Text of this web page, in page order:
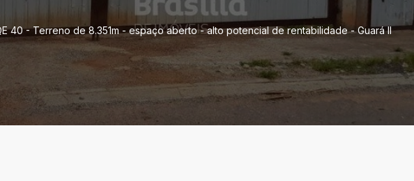
40 - Terreno de 8.351m - espaço aberto - alto potencial de rentabilidade - Guará II